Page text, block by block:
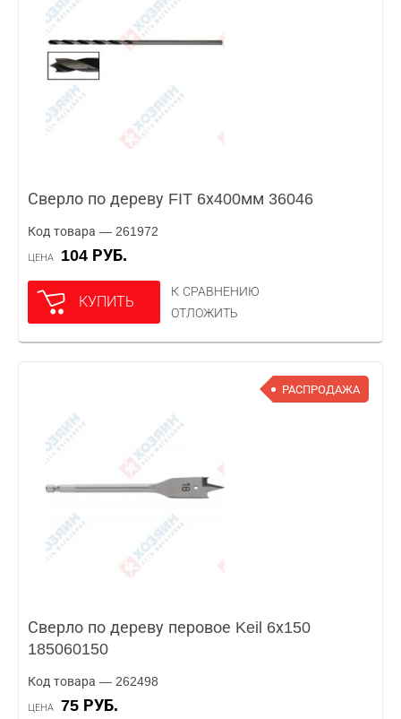
Сверло по дереву FIT 6х400мм 36046
Код товара — 261972
ЦЕНА 104 РУБ.
КУПИТЬ
К СРАВНЕНИЮ
ОТЛОЖИТЬ
РАСПРОДАЖА
Сверло по дереву перовое Keil 6х150
185060150
Код товара — 262498
ЦЕНА 75 РУБ.